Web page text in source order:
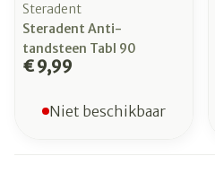
Steradent
Steradent Anti-
tandsteen Tabl 90
€ 9,99
Niet beschikbaar